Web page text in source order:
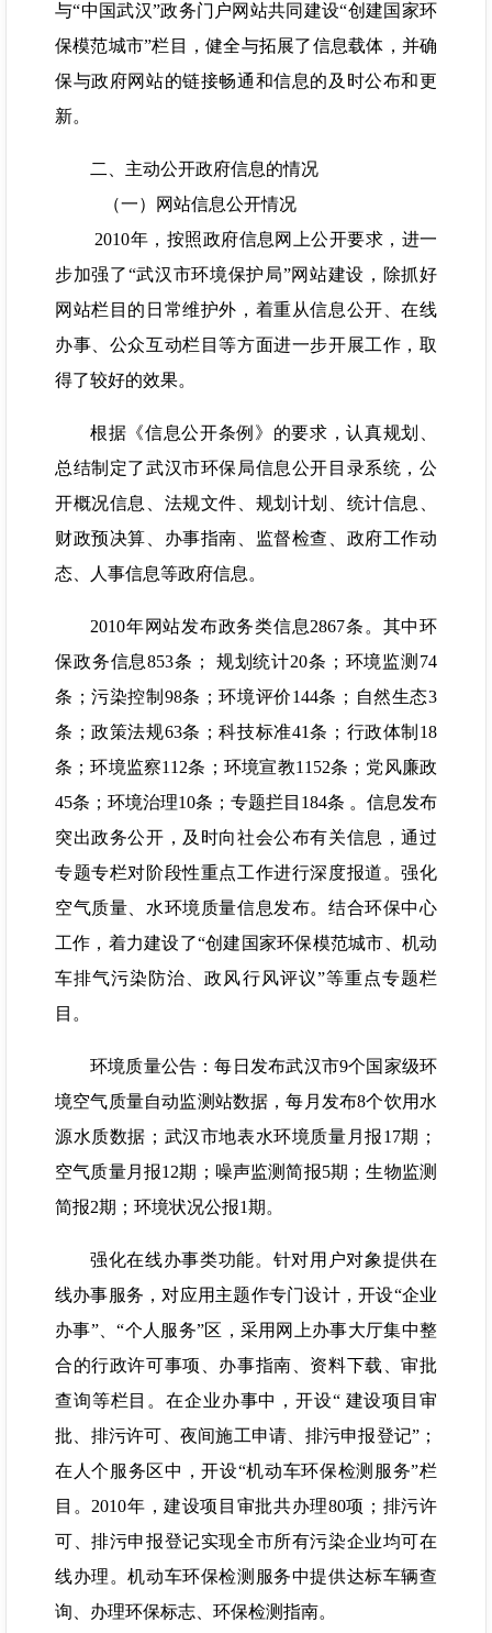
与“中国武汉”政务门户网站共同建设“创建国家环
保模范城市”栏目，健全与拓展了信息载体，并确
保与政府网站的链接畅通和信息的及时公布和更
新。
二、主动公开政府信息的情况
（一）网站信息公开情况
2010年，按照政府信息网上公开要求，进一
步加强了“武汉市环境保护局”网站建设，除抓好
网站栏目的日常维护外，着重从信息公开、在线
办事、公众互动栏目等方面进一步开展工作，取
得了较好的效果。
根据《信息公开条例》的要求，认真规划、
总结制定了武汉市环保局信息公开目录系统，公
开概况信息、法规文件、规划计划、统计信息、
财政预决算、办事指南、监督检查、政府工作动
态、人事信息等政府信息。
2010年网站发布政务类信息2867条。其中环
保政务信息853条； 规划统计20条；环境监测74
条；污染控制98条；环境评价144条；自然生态3
条；政策法规63条；科技标准41条；行政体制18
条；环境监察112条；环境宣教1152条；党风廉政
45条；环境治理10条；专题拦目184条 。信息发布
突出政务公开，及时向社会公布有关信息，通过
专题专栏对阶段性重点工作进行深度报道。强化
空气质量、水环境质量信息发布。结合环保中心
工作，着力建设了“创建国家环保模范城市、机动
车排气污染防治、政风行风评议”等重点专题栏
目。
环境质量公告：每日发布武汉市9个国家级环
境空气质量自动监测站数据，每月发布8个饮用水
源水质数据；武汉市地表水环境质量月报17期；
空气质量月报12期；噪声监测简报5期；生物监测
简报2期；环境状况公报1期。
强化在线办事类功能。针对用户对象提供在
线办事服务，对应用主题作专门设计，开设“企业
办事”、“个人服务”区，采用网上办事大厅集中整
合的行政许可事项、办事指南、资料下载、审批
查询等栏目。在企业办事中，开设“ 建设项目审
批、排污许可、夜间施工申请、排污申报登记”；
在人个服务区中，开设“机动车环保检测服务”栏
目。2010年，建设项目审批共办理80项；排污许
可、排污申报登记实现全市所有污染企业均可在
线办理。机动车环保检测服务中提供达标车辆查
询、办理环保标志、环保检测指南。